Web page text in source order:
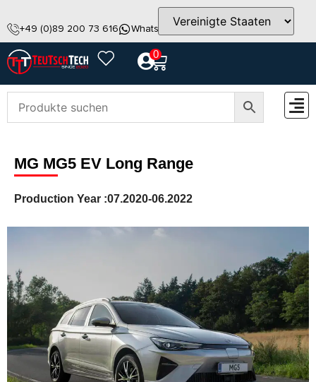
+49 (0)89 200 73 616 WhatsApp info@teutschtech.com
0
MG MG5 EV Long Range
Production Year :07.2020-06.2022